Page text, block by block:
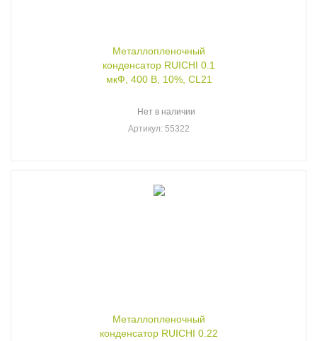
Металлопленочный
конденсатор RUICHI 0.1
мкФ, 400 В, 10%, CL21
Нет в наличии
Артикул: 55322
Металлопленочный
конденсатор RUICHI 0.22